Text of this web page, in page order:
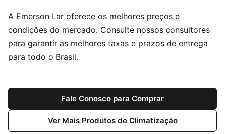
A Emerson Lar oferece os melhores preços e
condições do mercado. Consulte nossos consultores
para garantir as melhores taxas e prazos de entrega
para todo o Brasil.
Fale Conosco para Comprar
Ver Mais Produtos de Climatização